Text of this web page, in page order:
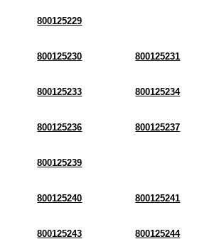
800125229
800125230 800125231
800125233 800125234
800125236 800125237
800125239
800125240 800125241
800125243 800125244